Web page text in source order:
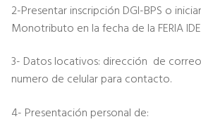
2-Presentar inscripción DGI-BPS o
Monotributo en la fecha de la FERIA
3- Datos locativos: dirección de
numero de celular para contacto.
4- Presentación personal de: